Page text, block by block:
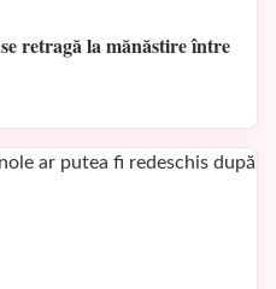
retragă la mănăstire între